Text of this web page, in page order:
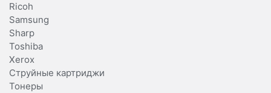
Ricoh
Samsung
Sharp
Toshiba
Xerox
Струйные картриджи
Тонеры